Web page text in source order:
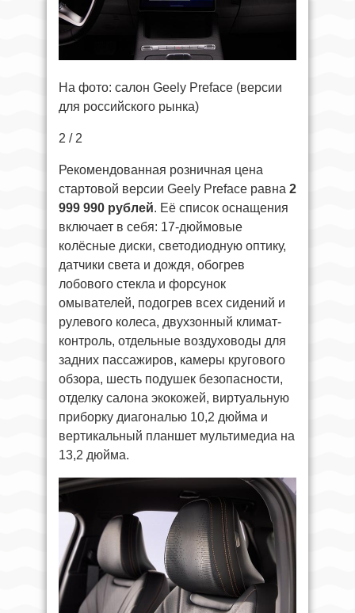
На фото: салон Geely Preface (версии
для российского рынка)
2 / 2
Рекомендованная розничная цена
стартовой версии Geely Preface равна 2
999 990 рублей. Её список оснащения
включает в себя: 17-дюймовые
колёсные диски, светодиодную оптику,
датчики света и дождя, обогрев
лобового стекла и форсунок
омывателей, подогрев всех сидений и
рулевого колеса, двухзонный климат-
контроль, отдельные воздуховоды для
задних пассажиров, камеры кругового
обзора, шесть подушек безопасности,
отделку салона экокожей, виртуальную
приборку диагональю 10,2 дюйма и
вертикальный планшет мультимедиа на
13,2 дюйма.